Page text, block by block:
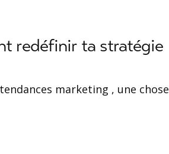
redéfinir ta stratégie
marketing , une chose